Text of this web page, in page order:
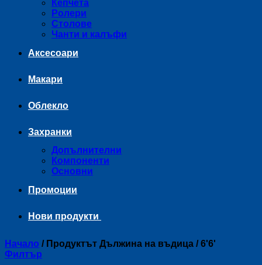
Кепчета
Ролери
Столове
Чанти и калъфи
Аксесоари
Макари
Облекло
Захранки
Допълнителни
Компоненти
Основни
Промоции
Нови продукти
Начало /Продуктът Дължина на въдица /6'6'
Филтър